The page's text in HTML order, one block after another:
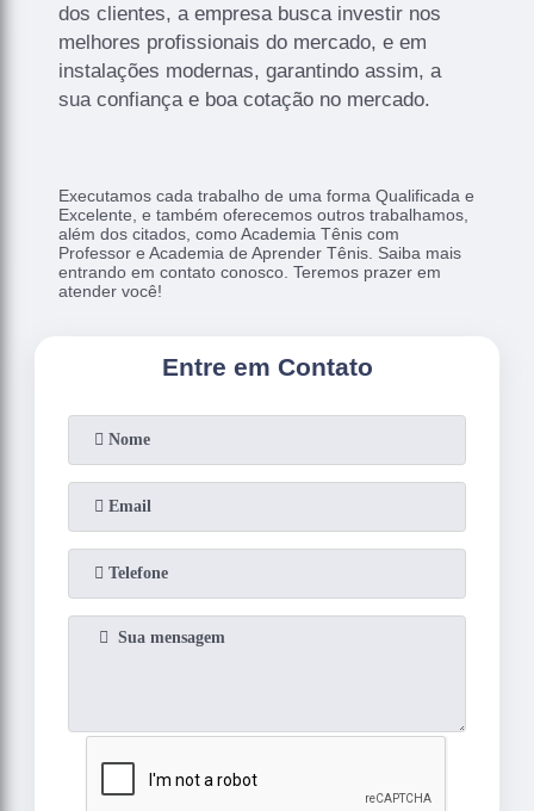
dos clientes, a empresa busca investir nos
melhores profissionais do mercado, e em
instalações modernas, garantindo assim, a
sua confiança e boa cotação no mercado.
Executamos cada trabalho de uma forma Qualificada e
Excelente, e também oferecemos outros trabalhamos,
além dos citados, como Academia Tênis com
Professor e Academia de Aprender Tênis. Saiba mais
entrando em contato conosco. Teremos prazer em
atender você!
Entre em Contato